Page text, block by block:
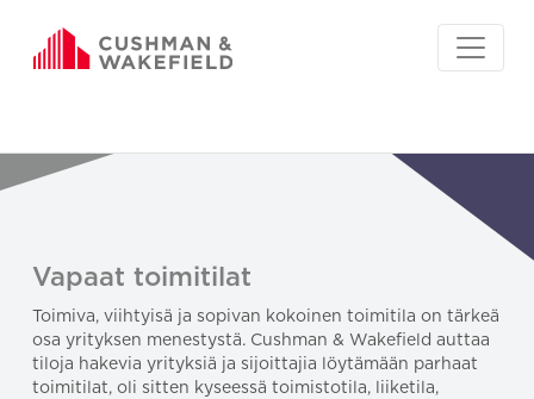
Vapaat toimitilat
Toimiva, viihtyisä ja sopivan kokoinen toimitila on tärkeä
osa yrityksen menestystä. Cushman & Wakefield auttaa
tiloja hakevia yrityksiä ja sijoittajia löytämään parhaat
toimitilat, oli sitten kyseessä toimistotila, liiketila,